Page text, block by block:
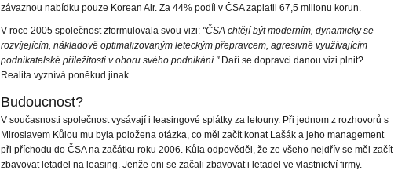
závaznou nabídku pouze Korean Air. Za 44% podíl v ČSA zaplatil 67,5 milionu korun.
V roce 2005 společnost zformulovala svou vizi: "ČSA chtějí být moderním, dynamicky se
rozvíjejícím, nákladově optimalizovaným leteckým přepravcem, agresivně využívajícím
podnikatelské příležitosti v oboru svého podnikání."Daří se dopravci danou vizi plnit?
Realita vyznívá poněkud jinak.
Budoucnost?
V současnosti společnost vysávají i leasingové splátky za letouny. Při jednom z rozhovorů s
Miroslavem Kůlou mu byla položena otázka, co měl začít konat Lašák a jeho management
při příchodu do ČSA na začátku roku 2006. Kůla odpověděl, že ze všeho nejdřív se měl začít
zbavovat letadel na leasing. Jenže oni se začali zbavovat i letadel ve vlastnictví firmy.